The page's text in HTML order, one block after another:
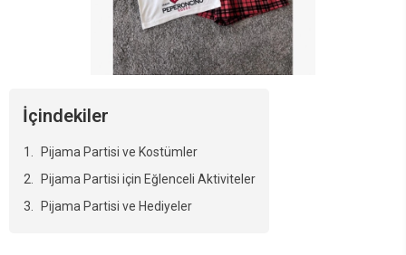
İçindekiler
Pijama Partisi ve Kostümler
Pijama Partisi için Eğlenceli Aktiviteler
Pijama Partisi ve Hediyeler